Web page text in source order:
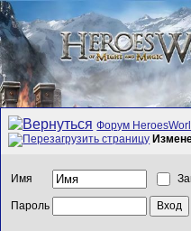
Форум
Имя
Пароль